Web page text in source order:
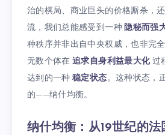
治的棋局、商业巨头的价格厮杀，
流，我们总能感受到一种 隐秘而强
种秩序并非出自中央权威，也非完
无数个体在追求自身利益最大化过
达到的一种稳定状态。这种状态，
的——纳什均衡。
纳什均衡：从19世纪的